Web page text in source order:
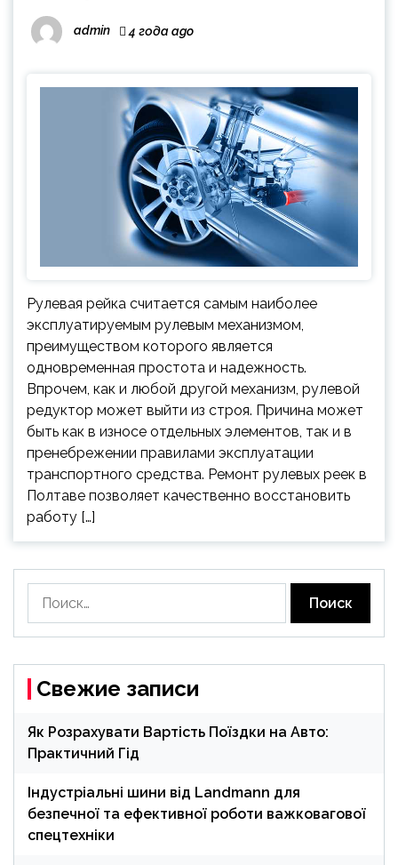
admin 4 года ago
Рулевая рейка считается самым наиболее
эксплуатируемым рулевым механизмом,
преимуществом которого является
одновременная простота и надежность.
Впрочем, как и любой другой механизм, рулевой
редуктор может выйти из строя. Причина может
быть как в износе отдельных элементов, так и в
пренебрежении правилами эксплуатации
транспортного средства. Ремонт рулевых реек в
Полтаве позволяет качественно восстановить
работу […]
Свежие записи
Як Розрахувати Вартість Поїздки на Авто:
Практичний Гід
Індустріальні шини від Landmann для
безпечної та ефективної роботи важковагової
спецтехніки